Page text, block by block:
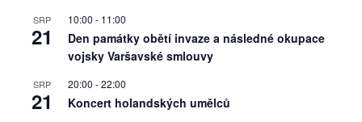
SRP
21
10:00 - 11:00
Den památky obětí invaze a následné okupace
vojsky Varšavské smlouvy
SRP
21
20:00 -22:00
Koncert holandských umělců